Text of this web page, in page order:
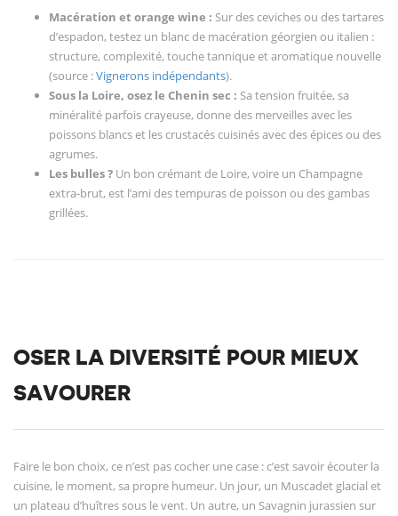
Macération et orange wine : Sur des ceviches ou des tartares
d’espadon, testez un blanc de macération géorgien ou italien :
structure, complexité, touche tannique et aromatique nouvelle
(source :Vignerons indépendants).
Sous la Loire, osez le Chenin sec : Sa tension fruitée, sa
minéralité parfois crayeuse, donne des merveilles avec les
poissons blancs et les crustacés cuisinés avec des épices ou des
agrumes.
Les bulles ? Un bon crémant de Loire, voire un Champagne
extra-brut, est l’ami des tempuras de poisson ou des gambas
grillées.
OSER LA DIVERSITÉ POUR MIEUX
SAVOURER
Faire le bon choix, ce n’est pas cocher une case : c’est savoir écouter la
cuisine, le moment, sa propre humeur. Un jour, un Muscadet glacial et
un plateau d’huîtres sous le vent. Un autre, un Savagnin jurassien sur